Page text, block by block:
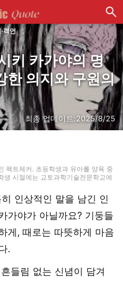
격언
키 카가야의 명
한 의지와 구원의
최종 업데이트:2025/8/25
팩트체커. 초등학생과 유아를 양육 중
생 시절에는 교토과학기술전문학교에
습니다. 졸업 후 현재 재직 중인 음악
곧 제작 분야에서 경험을 쌓으며, 음악
습니다. 현재는 제가 나름대로 육아를
며 느끼고 알게 된 것들을 살려, 아동
습니다. 조금이라도 여러분께 도움이
히 인상적인 말을 남긴 인
가야가 아닐까요? 기둥들
게, 때로는 따뜻하게 마음
.
들림 없는 신념이 담겨